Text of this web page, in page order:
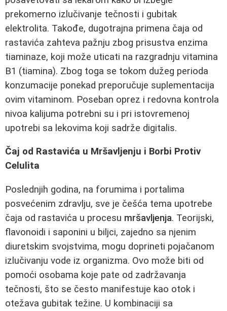
prekomerno izlučivanje tečnosti i gubitak
elektrolita. Takođe, dugotrajna primena čaja od
rastavića zahteva pažnju zbog prisustva enzima
tiaminaze, koji može uticati na razgradnju vitamina
B1 (tiamina). Zbog toga se tokom dužeg perioda
konzumacije ponekad preporučuje suplementacija
ovim vitaminom. Poseban oprez i redovna kontrola
nivoa kalijuma potrebni su i pri istovremenoj
upotrebi sa lekovima koji sadrže digitalis.
Čaj od Rastavića u Mršavljenju i Borbi Protiv
Celulita
Poslednjih godina, na forumima i portalima
posvećenim zdravlju, sve je češća tema upotrebe
čaja od rastavića u procesu mršavljenja. Teorijski,
flavonoidi i saponini u biljci, zajedno sa njenim
diuretskim svojstvima, mogu doprineti pojačanom
izlučivanju vode iz organizma. Ovo može biti od
pomoći osobama koje pate od zadržavanja
tečnosti, što se često manifestuje kao otok i
otežava gubitak težine. U kombinaciji sa